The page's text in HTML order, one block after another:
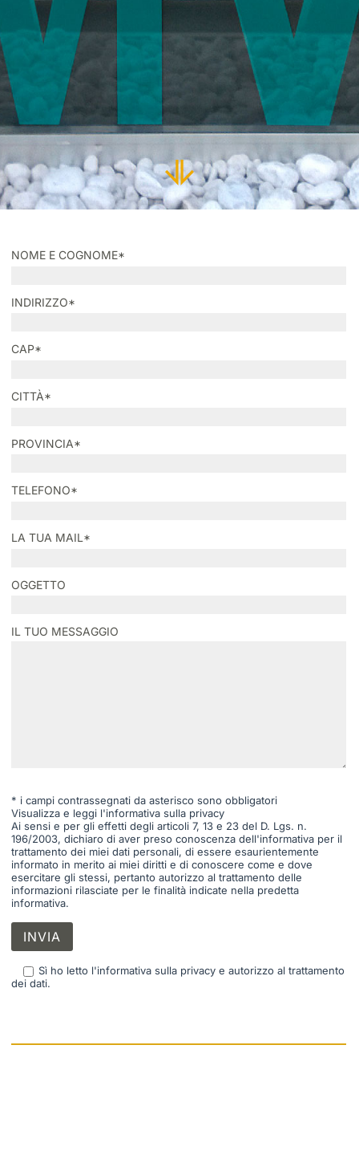
NOME E COGNOME*
INDIRIZZO*
CAP*
CITTÀ*
PROVINCIA*
TELEFONO*
LA TUA MAIL*
OGGETTO
IL TUO MESSAGGIO
* i campi contrassegnati da asterisco sono obbligatori
Visualizza e leggi l'informativa sulla privacy
Ai sensi e per gli effetti degli articoli 7, 13 e 23 del D. Lgs. n.
196/2003, dichiaro di aver preso conoscenza dell'informativa per il
trattamento dei miei dati personali, di essere esaurientemente
informato in merito ai miei diritti e di conoscere come e dove
esercitare gli stessi, pertanto autorizzo al trattamento delle
informazioni rilasciate per le finalità indicate nella predetta
informativa.
Sì ho letto l'informativa sulla privacy e autorizzo al trattamento
dei dati.